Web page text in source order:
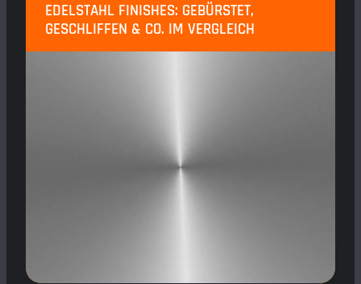
EDELSTAHL FINISHES: GEBÜRSTET,
GESCHLIFFEN & CO. IM VERGLEICH